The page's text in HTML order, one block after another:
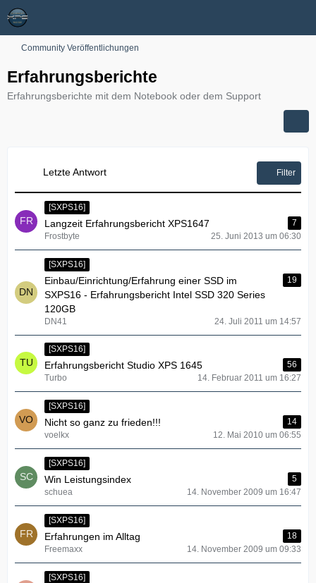
Community Veröffentlichungen
Erfahrungsberichte
Erfahrungsberichte mit dem Notebook oder dem Support
Letzte Antwort Filter
[SXPS16]
Langzeit Erfahrungsbericht XPS1647
7
Frostbyte
25. Juni 2013 um 06:30
[SXPS16]
Einbau/Einrichtung/Erfahrung einer SSD im
SXPS16 - Erfahrungsbericht Intel SSD 320 Series
120GB
19
DN41 24. Juli 2011 um 14:57
[SXPS16]
Erfahrungsbericht Studio XPS 1645
56
Turbo
14. Februar 2011 um 16:27
[SXPS16]
Nicht so ganz zu frieden!!!
14
voelkx
12. Mai 2010 um 06:55
[SXPS16]
Win Leistungsindex
5
schuea
14. November 2009 um 16:47
[SXPS16]
Erfahrungen im Alltag
18
Freemaxx
14. November 2009 um 09:33
[SXPS16]